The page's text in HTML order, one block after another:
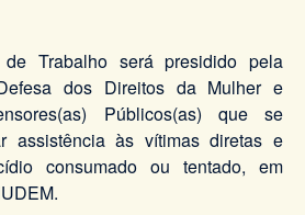
Trabalho será presidido pela
dos Direitos da Mulher e
Públicos(as) que se
assistência às vítimas diretas e
consumado ou tentado, em